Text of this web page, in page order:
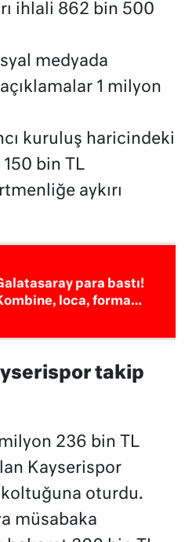
ihlali 862 bin 500
medyada
1 milyon
kuruluş haricindeki
bin TL
aykırı
para bastı!
loca, forma…
takip
236 bin TL
Kayserispor
koltuğuna oturdu.
müsabaka